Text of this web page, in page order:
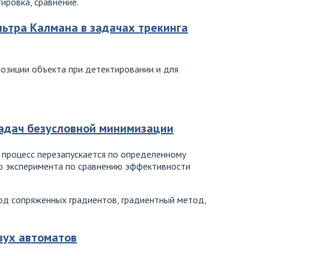
Калмана в задачах трекинга
объекта при детектировании и для
безусловной минимизации
перезапускается по определенному
эксперимента по сравнению эффективности
сопряженных градиентов, градиентный метод,
автоматов